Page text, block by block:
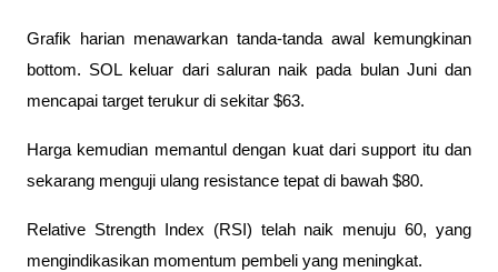
Grafik harian menawarkan tanda-tanda awal kemungkinan
bottom. SOL keluar dari saluran naik pada bulan Juni dan
mencapai target terukur di sekitar $63.
Harga kemudian memantul dengan kuat dari support itu dan
sekarang menguji ulang resistance tepat di bawah $80.
Relative Strength Index (RSI) telah naik menuju 60, yang
mengindikasikan momentum pembeli yang meningkat.